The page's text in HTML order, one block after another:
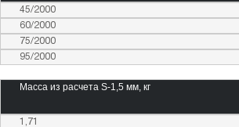
45/2000
60/2000
75/2000
95/2000
Масса из расчета S-1,5 мм, кг
1,71